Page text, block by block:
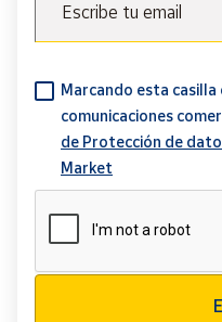
Escribe tu email
Marcando esta
comunicaciones
de Protección de
Market